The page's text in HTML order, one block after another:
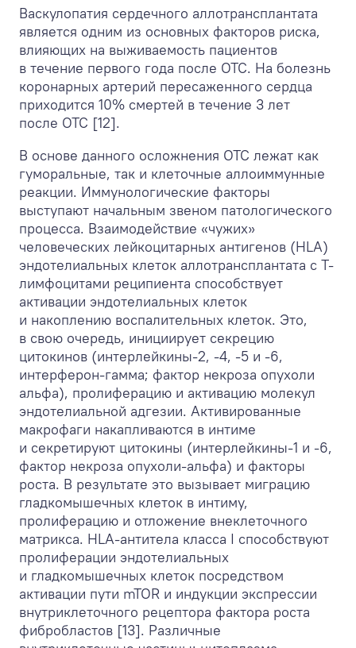
Васкулопатия сердечного аллотрансплантата
является одним из основных факторов риска,
влияющих на выживаемость пациентов
в течение первого года после ОТС. На болезнь
коронарных артерий пересаженного сердца
приходится 10% смертей в течение 3 лет
после ОТС [12].
В основе данного осложнения ОТС лежат как
гуморальные, так и клеточные аллоиммунные
реакции. Иммунологические факторы
выступают начальным звеном патологического
процесса. Взаимодействие «чужих»
человеческих лейкоцитарных антигенов (HLA)
эндотелиальных клеток аллотрансплантата с Т-
лимфоцитами реципиента способствует
активации эндотелиальных клеток
и накоплению воспалительных клеток. Это,
в свою очередь, инициирует секрецию
цитокинов (интерлейкины-2, -4, -5 и -6,
интерферон-гамма; фактор некроза опухоли
альфа), пролиферацию и активацию молекул
эндотелиальной адгезии. Активированные
макрофаги накапливаются в интиме
и секретируют цитокины (интерлейкины-1 и -6,
фактор некроза опухоли-альфа) и факторы
роста. В результате это вызывает миграцию
гладкомышечных клеток в интиму,
пролиферацию и отложение внеклеточного
матрикса. HLA-антитела класса I способствуют
пролиферации эндотелиальных
и гладкомышечных клеток посредством
активации пути mTOR и индукции экспрессии
внутриклеточного рецептора фактора роста
фибробластов [13]. Различные